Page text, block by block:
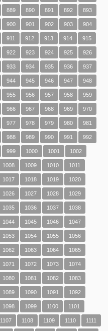
889 890 891 892 893
900 901 902 903 904
911 912 913 914 915
922 923 924 925 926
933 934 935 936 937
944 945 946 947 948
955 956 957 958 959
966 967 968 969 970
977 978 979 980 981
988 989 990 991 992
999 1000 1001 1002
1008 1009 1010 1011
1017 1018 1019 1020
1026 1027 1028 1029
1035 1036 1037 1038
1044 1045 1046 1047
1053 1054 1055 1056
1062 1063 1064 1065
1071 1072 1073 1074
1080 1081 1082 1083
1089 1090 1091 1092
1098 1099 1100 1101
1107 1108 1109 1110 1111